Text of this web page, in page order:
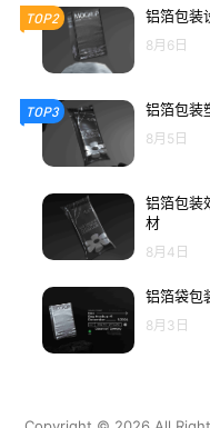
TOP2 铝箔包装
8月6日
TOP3 铝箔包装
8月5日
铝箔包装
材
8月4日
铝箔袋包
8月3日